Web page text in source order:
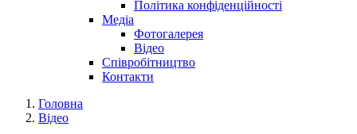
Політика конфіденційності
Медіа
Фотогалерея
Відео
Співробітництво
Контакти
Головна
Відео